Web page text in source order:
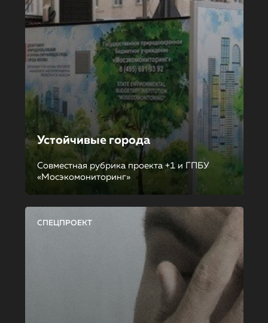
Устойчивые города
Совместная рубрика проекта +1 и ГПБУ
«Мосэкомониторинг»
СПЕЦПРОЕКТ